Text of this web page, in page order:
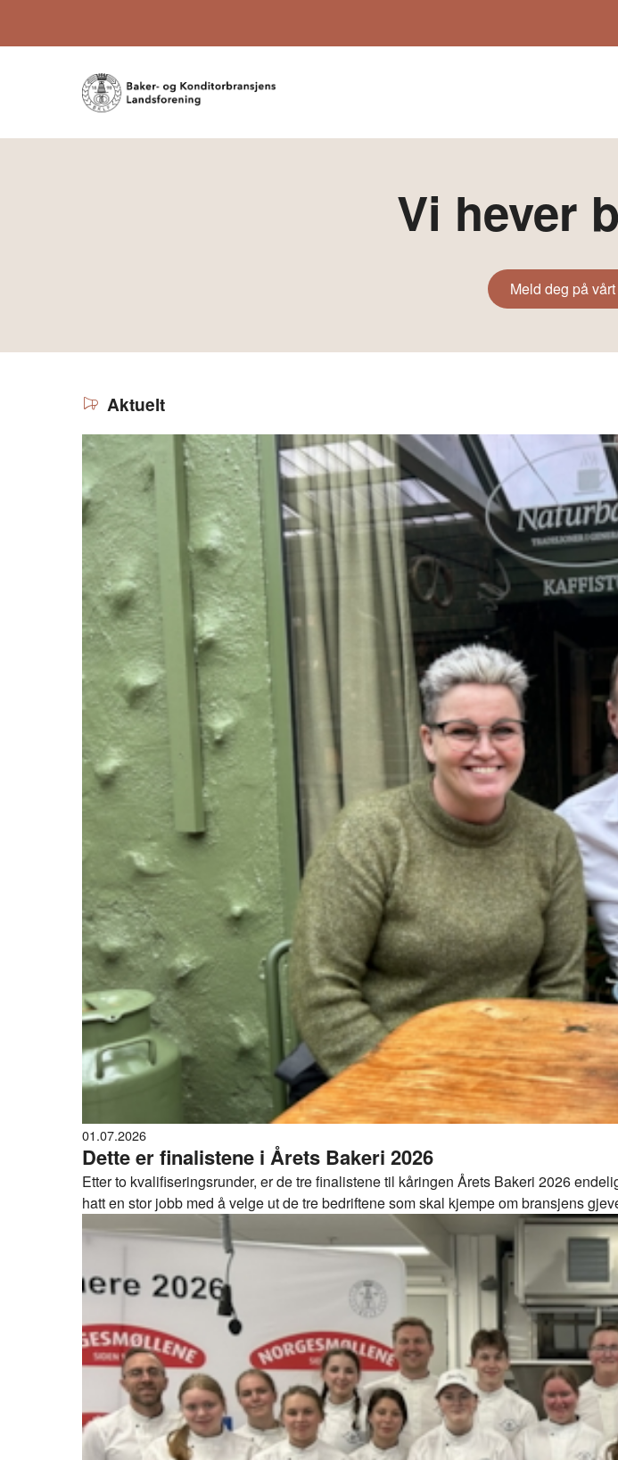
Vi hever
Meld deg på
Aktuelt
01.07.2026
Dette er finalistene i Årets Bakeri 2026
Etter to kvalifiseringsrunder, er de tre finalistene til kåringen Årets Bakeri 2026
hatt en stor jobb med å velge ut de tre bedriftene som skal kjempe om bransjens